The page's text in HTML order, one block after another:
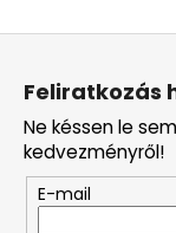
Feliratkozás
Ne késsen le
kedvezményről!
E-mail